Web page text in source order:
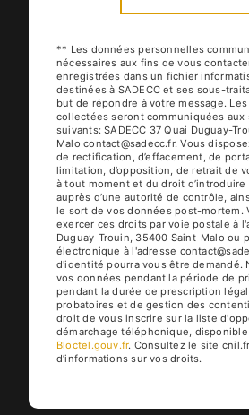
** Les données personnelles
nécessaires aux fins de vous
enregistrées dans un fichier
destinées à SADECC et ses sous-
but de répondre à votre message.
collectées seront communiquées
suivants: SADECC 37 Quai Duguay-
Malo contact@sadecc.fr. Vous
de rectification, d’effacement, de
limitation, d’opposition, de retrait de
à tout moment et du droit d’introduire
auprès d’une autorité de contrôle,
le sort de vos données post-mortem.
exercer ces droits par voie postale à
Duguay-Trouin, 35400 Saint-Malo ou
électronique à l'adresse
d'identité pourra vous être demandé.
vos données pendant la période de
pendant la durée de prescription
probatoires et de gestion des
droit de vous inscrire sur la liste
démarchage téléphonique,
Bloctel.gouv.fr. Consultez le site
d’informations sur vos droits.